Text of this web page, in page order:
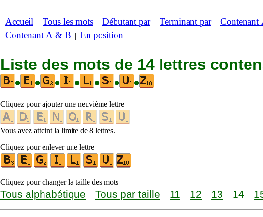
Accueil | Tous les mots | Débutant par| Terminant par| Contenant
Contenant A & B | En position
Liste des mots de 14 lettres
•
• • • • • •
Cliquez pour ajouter une neuvième lettre
Vous avez atteint la limite de 8 lettres.
Cliquez pour enlever une lettre
Cliquez pour changer la taille des mots
Tous alphabétique Tous par taille 11 12 13 14